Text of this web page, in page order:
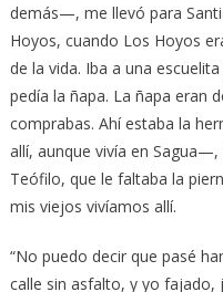
demás—, me llevó para
Hoyos, cuando Los Hoyos
de la vida. Iba a una
pedía la ñapa. La ñapa eran
comprabas. Ahí estaba la
allí, aunque vivía en
Teófilo, que le faltaba la
mis viejos vivíamos allí.
“No puedo decir que pasé
calle sin asfalto, y yo fajado,